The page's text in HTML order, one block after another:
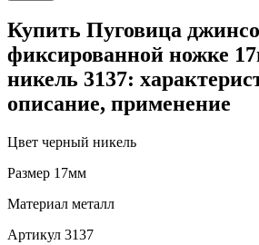
Купить Пуговица
фиксированной ножке
никель 3137:
описание, применение
Цвет черный никель
Размер 17мм
Материал металл
Артикул 3137